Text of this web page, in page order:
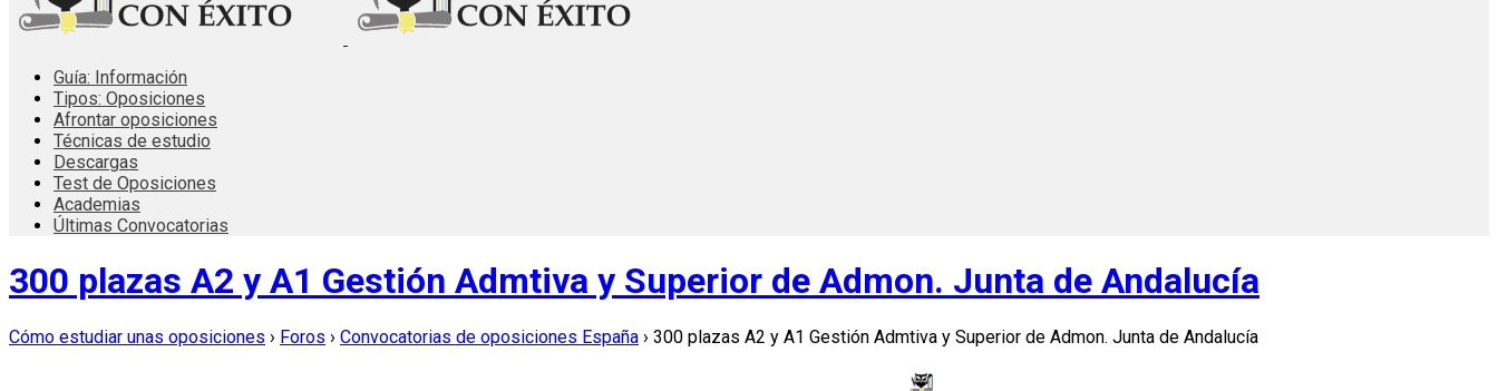
Guía: Información
Tipos: Oposiciones
Afrontar oposiciones
Técnicas de estudio
Descargas
Test de Oposiciones
Academias
Últimas Convocatorias
300 plazas A2 y A1 Gestión Admtiva y Superior de Admon. Junta de Andalucía
Cómo estudiar unas oposiciones › Foros › Convocatorias de oposiciones España › 300 plazas A2 y A1 Gestión Admtiva y Superior de Admon. Junta de Andalucía